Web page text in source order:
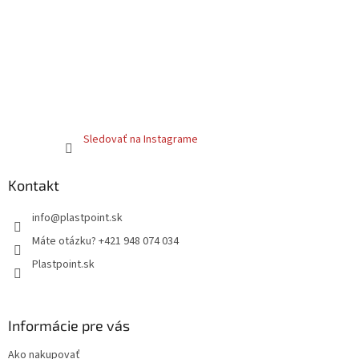
Sledovať na Instagrame
Kontakt
info@plastpoint.sk
Máte otázku? +421 948 074 034
Plastpoint.sk
Informácie pre vás
Ako nakupovať